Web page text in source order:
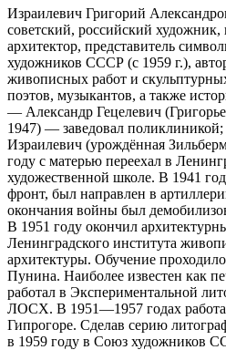
Израилевич Григорий
советский, российский художник,
архитектор, представитель
художников СССР (с 1959 г.),
живописных работ и
поэтов, музыкантов, а также
— Александр Гецелевич
1947) — заведовал
Израилевич (урождённая
году с матерью переехал в
художественной школе. В 1941
фронт, был направлен в
окончания войны был
В 1951 году окончил
Ленинградского института
архитектуры. Обучение
Пунина. Наиболее известен как
работал в Экспериментальной
ЛОСХ. В 1951—1957 годах
Гипрогоре. Сделав серию
в 1959 году в Союз художников